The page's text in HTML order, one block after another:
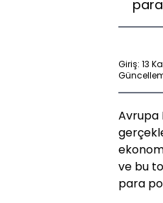
Giriş: 13
Avrupa
ve bu
para